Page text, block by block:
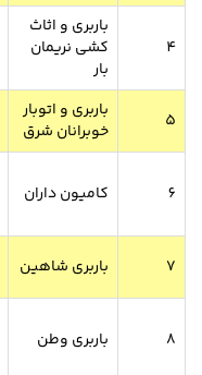
4
باربری و اثاث
کشی نریمان
بار
5
باربری و اتوبار
خوبرانان شرق
6 کامیون داران
7 باربری شاهین
8 باربری وطن